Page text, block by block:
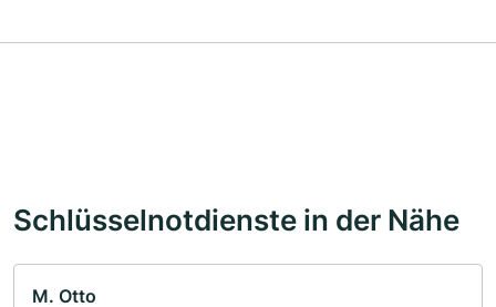
Schlüsselnotdienste in der Nähe
M. Otto